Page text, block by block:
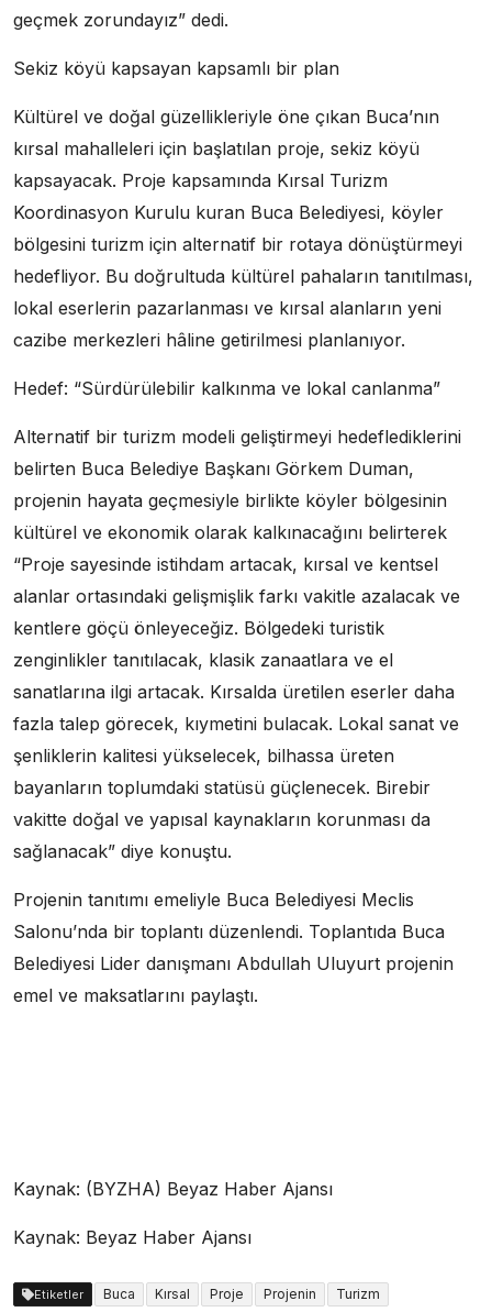
geçmek zorundayız” dedi.
Sekiz köyü kapsayan kapsamlı bir plan
Kültürel ve doğal güzellikleriyle öne çıkan Buca’nın
kırsal mahalleleri için başlatılan proje, sekiz köyü
kapsayacak. Proje kapsamında Kırsal Turizm
Koordinasyon Kurulu kuran Buca Belediyesi, köyler
bölgesini turizm için alternatif bir rotaya dönüştürmeyi
hedefliyor. Bu doğrultuda kültürel pahaların tanıtılması,
lokal eserlerin pazarlanması ve kırsal alanların yeni
cazibe merkezleri hâline getirilmesi planlanıyor.
Hedef: “Sürdürülebilir kalkınma ve lokal canlanma”
Alternatif bir turizm modeli geliştirmeyi hedeflediklerini
belirten Buca Belediye Başkanı Görkem Duman,
projenin hayata geçmesiyle birlikte köyler bölgesinin
kültürel ve ekonomik olarak kalkınacağını belirterek
“Proje sayesinde istihdam artacak, kırsal ve kentsel
alanlar ortasındaki gelişmişlik farkı vakitle azalacak ve
kentlere göçü önleyeceğiz. Bölgedeki turistik
zenginlikler tanıtılacak, klasik zanaatlara ve el
sanatlarına ilgi artacak. Kırsalda üretilen eserler daha
fazla talep görecek, kıymetini bulacak. Lokal sanat ve
şenliklerin kalitesi yükselecek, bilhassa üreten
bayanların toplumdaki statüsü güçlenecek. Birebir
vakitte doğal ve yapısal kaynakların korunması da
sağlanacak” diye konuştu.
Projenin tanıtımı emeliyle Buca Belediyesi Meclis
Salonu’nda bir toplantı düzenlendi. Toplantıda Buca
Belediyesi Lider danışmanı Abdullah Uluyurt projenin
emel ve maksatlarını paylaştı.
Kaynak: (BYZHA) Beyaz Haber Ajansı
Kaynak: Beyaz Haber Ajansı
Etiketler Buca Kırsal Proje Projenin Turizm